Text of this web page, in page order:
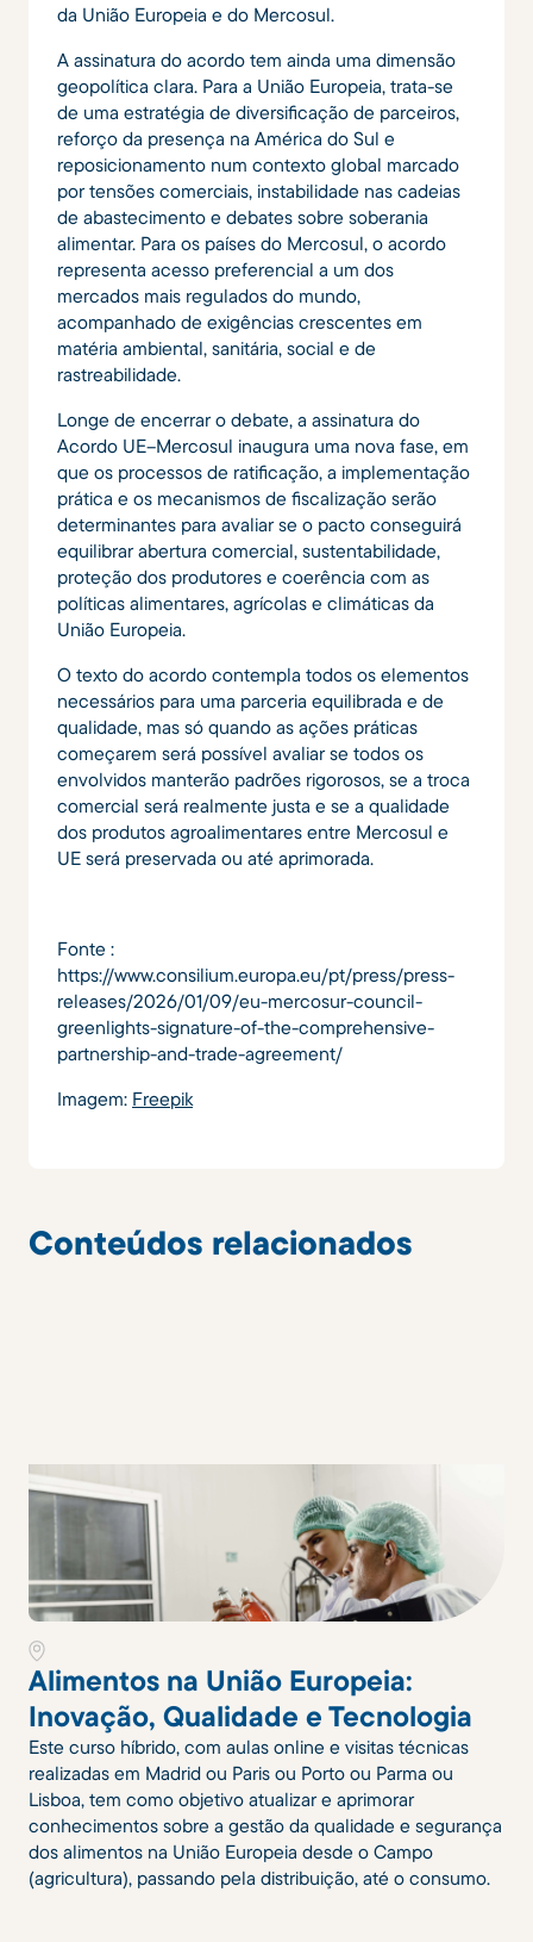
da União Europeia e do Mercosul.
A assinatura do acordo tem ainda uma dimensão
geopolítica clara. Para a União Europeia, trata-se
de uma estratégia de diversificação de parceiros,
reforço da presença na América do Sul e
reposicionamento num contexto global marcado
por tensões comerciais, instabilidade nas cadeias
de abastecimento e debates sobre soberania
alimentar. Para os países do Mercosul, o acordo
representa acesso preferencial a um dos
mercados mais regulados do mundo,
acompanhado de exigências crescentes em
matéria ambiental, sanitária, social e de
rastreabilidade.
Longe de encerrar o debate, a assinatura do
Acordo UE–Mercosul inaugura uma nova fase, em
que os processos de ratificação, a implementação
prática e os mecanismos de fiscalização serão
determinantes para avaliar se o pacto conseguirá
equilibrar abertura comercial, sustentabilidade,
proteção dos produtores e coerência com as
políticas alimentares, agrícolas e climáticas da
União Europeia.
O texto do acordo contempla todos os elementos
necessários para uma parceria equilibrada e de
qualidade, mas só quando as ações práticas
começarem será possível avaliar se todos os
envolvidos manterão padrões rigorosos, se a troca
comercial será realmente justa e se a qualidade
dos produtos agroalimentares entre Mercosul e
UE será preservada ou até aprimorada.
Fonte :
https://www.consilium.europa.eu/pt/press/press-
releases/2026/01/09/eu-mercosur-council-
greenlights-signature-of-the-comprehensive-
partnership-and-trade-agreement/
Imagem: Freepik
Conteúdos relacionados
Alimentos na União Europeia:
Inovação, Qualidade e Tecnologia
Este curso híbrido, com aulas online e visitas técnicas
realizadas em Madrid ou Paris ou Porto ou Parma ou
Lisboa, tem como objetivo atualizar e aprimorar
conhecimentos sobre a gestão da qualidade e segurança
dos alimentos na União Europeia desde o Campo
(agricultura), passando pela distribuição, até o consumo.